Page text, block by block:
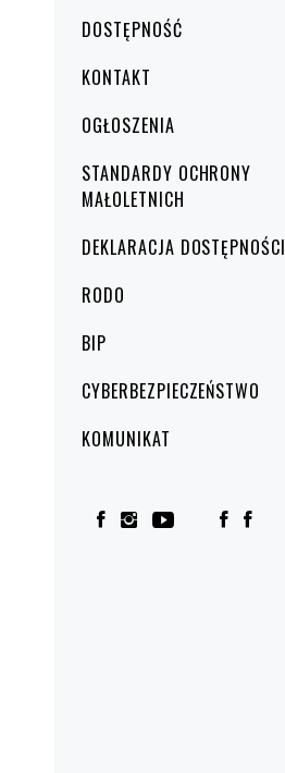
DOSTĘPNOŚĆ
KONTAKT
OGŁOSZENIA
STANDARDY OCHRONY
MAŁOLETNICH
DEKLARACJA DOSTĘPNOŚCI
RODO
BIP
CYBERBEZPIECZEŃSTWO
KOMUNIKAT